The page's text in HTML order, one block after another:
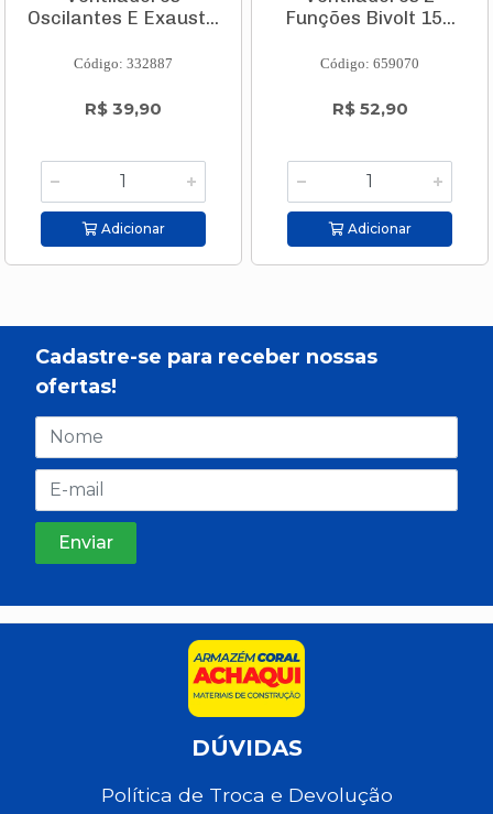
Oscilantes E Exaust...
Código: 332887
R$ 39,90
Adicionar
Funções Bivolt 15...
Código: 659070
R$ 52,90
Adicionar
Cadastre-se para receber nossas
ofertas!
DÚVIDAS
Política de Troca e Devolução